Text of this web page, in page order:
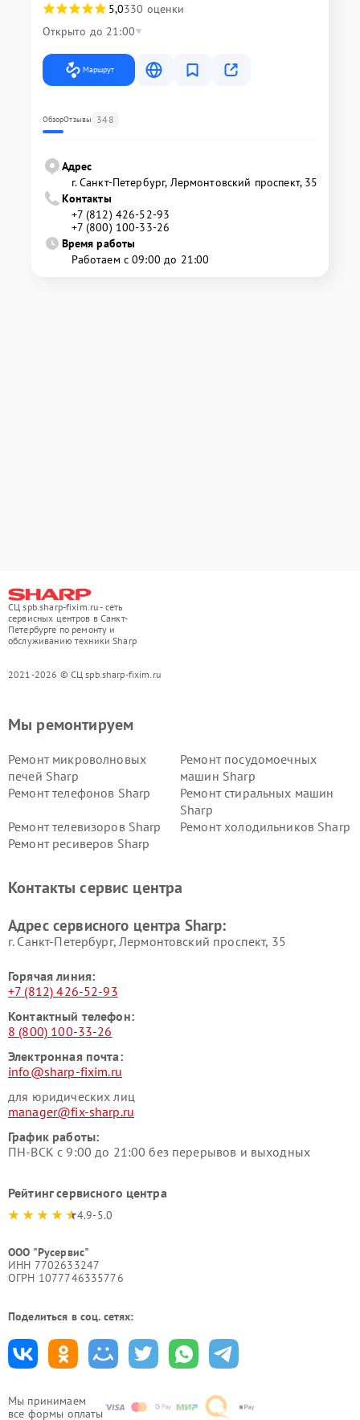
5,0330 оценки
Открыто до 21:00
Маршрут
ОбзорОтзывы 348
Адрес
г. Санкт-Петербург, Лермонтовский проспект, 35
Контакты
+7 (812) 426-52-93
+7 (800) 100-33-26
Время работы
Работаем с 09:00 до 21:00
СЦ spb.sharp-fixim.ru - сеть
сервисных центров в Санкт-
Петербурге по ремонту и
обслуживанию техники Sharp
2021-2026 © СЦ spb.sharp-fixim.ru
Мы принимаем
все формы оплаты
Мы ремонтируем
Ремонт микроволновых
печей Sharp
Ремонт посудомоечных
машин Sharp
Ремонт телефонов Sharp
Ремонт стиральных машин
Sharp
Ремонт телевизоров Sharp
Ремонт холодильников Sharp
Ремонт ресиверов Sharp
Контакты сервис центра
Адрес сервисного центра Sharp:
г. Санкт-Петербург, Лермонтовский проспект, 35
Горячая линия:
+7 (812) 426-52-93
Контактный телефон:
8 (800) 100-33-26
Электронная почта:
info@sharp-fixim.ru
для юридических лиц
manager@fix-sharp.ru
График работы:
ПН-ВСК с 9:00 до 21:00 без перерывов и выходных
Рейтинг сервисного центра
4.9-5.0
ООО "Русервис"
ИНН 7702633247
ОГРН 1077746335776
Поделиться в соц. сетях: